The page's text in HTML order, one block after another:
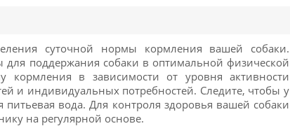
суточной нормы кормления вашей собаки.
поддержания собаки в оптимальной физической
кормления в зависимости от уровня активности
и индивидуальных потребностей. Следите, чтобы у
питьевая вода. Для контроля здоровья вашей собаки
на регулярной основе.